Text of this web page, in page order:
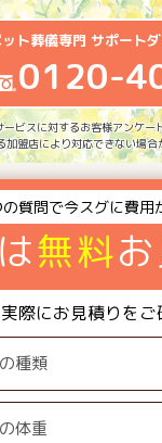
ト葬儀専門 サポート
0120-
ビスに対するお客様アンケー
盟店により対応できない場合
質問で今スグに費用
無料
際にお見積りを